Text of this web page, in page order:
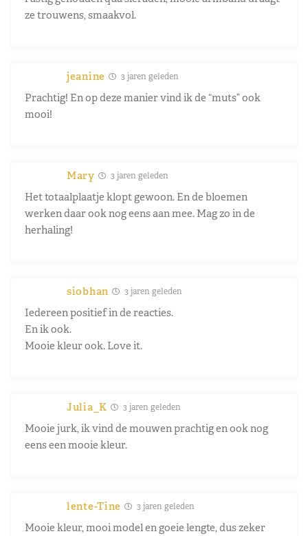
ze trouwens, smaakvol.
jeanine 3 jaren geleden
Prachtig! En op deze manier vind ik de “muts” ook
mooi!
Mary 3 jaren geleden
Het totaalplaatje klopt gewoon. En de bloemen
werken daar ook nog eens aan mee. Mag zo in de
herhaling!
siobhan 3 jaren geleden
Iedereen positief in de reacties.
En ik ook.
Mooie kleur ook. Love it.
Julia_K 3 jaren geleden
Mooie jurk, ik vind de mouwen prachtig en ook nog
eens een mooie kleur.
lente-Tine 3 jaren geleden
Mooie kleur, mooi model en goeie lengte, dus zeker